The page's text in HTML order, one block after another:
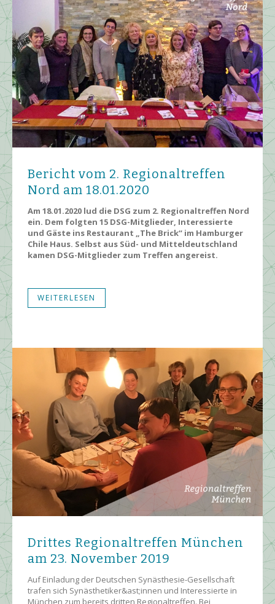
Bericht vom 2. Regionaltreffen
Nord am 18.01.2020
Am 18.01.2020 lud die DSG zum 2. Regionaltreffen Nord
ein. Dem folgten 15 DSG-Mitglieder, Interessierte
und Gäste ins Restaurant „The Brick“ im Hamburger
Chile Haus. Selbst aus Süd- und Mitteldeutschland
kamen DSG-Mitglieder zum Treffen angereist.
WEITERLESEN
Drittes Regionaltreffen München
am 23. November 2019
Auf Einladung der Deutschen Synästhesie-Gesellschaft
trafen sich Synästhetiker&ast;innen und Interessierte in
München zum bereits dritten Regionaltreffen. Bei